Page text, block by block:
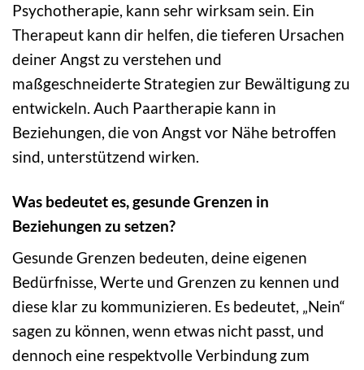
Psychotherapie, kann sehr wirksam sein. Ein
Therapeut kann dir helfen, die tieferen Ursachen
deiner Angst zu verstehen und
maßgeschneiderte Strategien zur Bewältigung zu
entwickeln. Auch Paartherapie kann in
Beziehungen, die von Angst vor Nähe betroffen
sind, unterstützend wirken.
Was bedeutet es, gesunde Grenzen in
Beziehungen zu setzen?
Gesunde Grenzen bedeuten, deine eigenen
Bedürfnisse, Werte und Grenzen zu kennen und
diese klar zu kommunizieren. Es bedeutet, „Nein“
sagen zu können, wenn etwas nicht passt, und
dennoch eine respektvolle Verbindung zum